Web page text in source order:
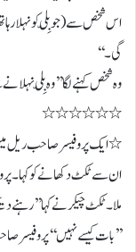
اس شخص سے ( جو بِلّی کو نہلا رہا
گی۔‘‘
وہ شخص کہنے لگا ’’ وہ بِلّی
٭٭٭٭٭٭
٭ ایک پروفیسر صاحب ریل
ان سے ٹکٹ دکھانے کو کہا۔
ملا۔ ٹکٹ چیکر نے کہا ’’
’’بات کیسے نہیں ‘‘ پروفیسر